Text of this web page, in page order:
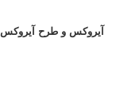
آیروکس و طرح آیروکس